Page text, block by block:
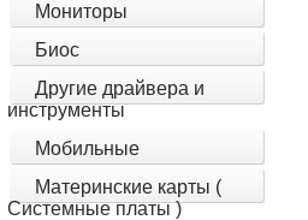
Мониторы
Биос
Другие драйвера и
инструменты
Мобильные
Материнские карты (
Системные платы )